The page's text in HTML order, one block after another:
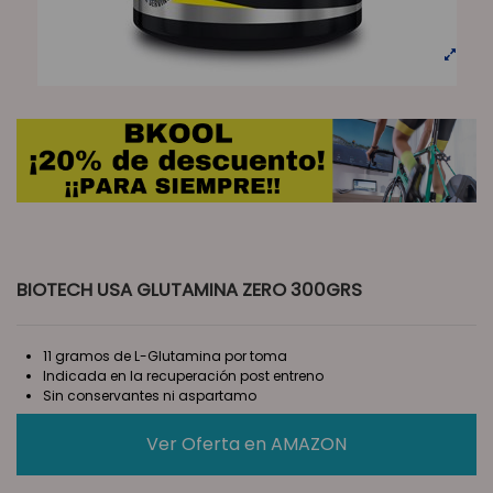
BIOTECH USA GLUTAMINA ZERO 300GRS
11 gramos de L-Glutamina por toma
Indicada en la recuperación post entreno
Sin conservantes ni aspartamo
Ver Oferta en AMAZON